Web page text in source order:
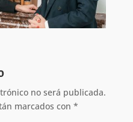
no será publicada.
marcados con *